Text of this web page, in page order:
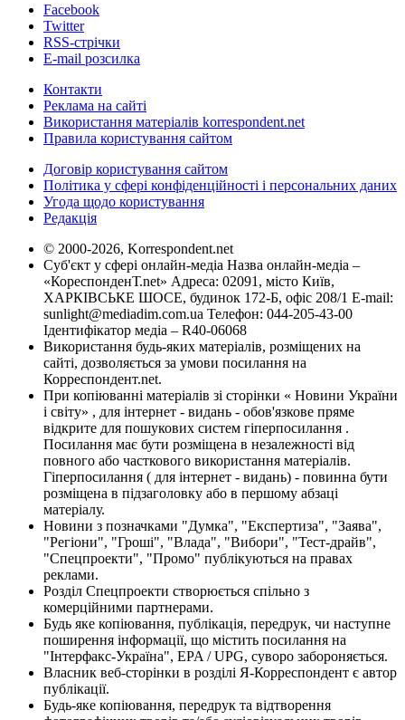
Facebook
Twitter
RSS-стрічки
E-mail розсилка
Контакти
Реклама на сайті
Використання матеріалів korrespondent.net
Правила користування сайтом
Договір користування сайтом
Політика у сфері конфіденційності і персональних даних
Угода щодо користування
Редакція
© 2000-2026, Korrespondent.net
Суб'єкт у сфері онлайн-медіа Назва онлайн-медіа –
«КореспонденТ.net» Адреса: 02091, місто Київ,
ХАРКІВСЬКЕ ШОСЕ, будинок 172-Б, офіс 208/1 E-mail:
sunlight@mediadim.com.ua Телефон: 044-205-43-00
Ідентифікатор медіа – R40-06068
Використання будь-яких матеріалів, розміщених на
сайті, дозволяється за умови посилання на
Корреспондент.net.
При копіюванні матеріалів зі сторінки « Новини України
і світу» , для інтернет - видань - обов'язкове пряме
відкрите для пошукових систем гіперпосилання .
Посилання має бути розміщена в незалежності від
повного або часткового використання матеріалів.
Гіперпосилання ( для інтернет - видань) - повинна бути
розміщена в підзаголовку або в першому абзаці
матеріалу.
Новини з позначками "Думка", "Експертиза", "Заява",
"Регіони", "Гроші", "Влада", "Вибори", "Тест-драйв",
"Спецпроекти", "Промо" публікуються на правах
реклами.
Розділ Спецпроекти створюється спільно з
комерційними партнерами.
Будь яке копіювання, публікація, передрук, чи наступне
поширення інформації, що містить посилання на
"Інтерфакс-Україна", EPA / UPG, суворо забороняється.
Власник веб-сторінки в розділі Я-Корреспондент є автор
публікації.
Будь-яке копіювання, передрук та відтворення